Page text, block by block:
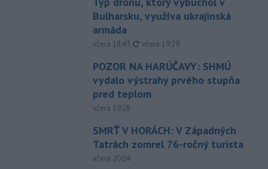
Bulharsku, využíva ukrajinská
armáda
včera 18:43, aktualizované
včera 19:29
POZOR NA HARÚČAVY: SHMÚ
vydalo výstrahy prvého stupňa
pred teplom
včera 19:28
SMRŤ V HORÁCH: V Západných
Tatrách zomrel 76-ročný turista
včera 20:04